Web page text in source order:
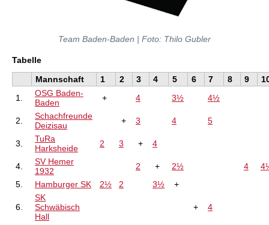
Team Baden-Baden | Foto: Thilo Gubler
Tabelle
Mannschaft
1 2 3 4 5 6 7 8 9
1.
OSG Baden-
Baden
+ 4 3½ 4½
2.
Schachfreunde
Deizisau
+ 3 4 5
3.
TuRa
Harksheide
2 3 + 4
4.
SV Hemer
1932
2 + 2½ 4
5.
Hamburger SK 2½ 2 3½ +
6.
SK
Schwäbisch
Hall
+ 4